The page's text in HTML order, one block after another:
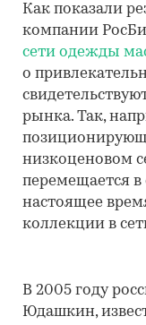
Как показали
компании
сети одежды
о
рынка. Так,
низкоценовом
перемещается в
настоящее
коллекции в
В 2005 году
Юдашкин,